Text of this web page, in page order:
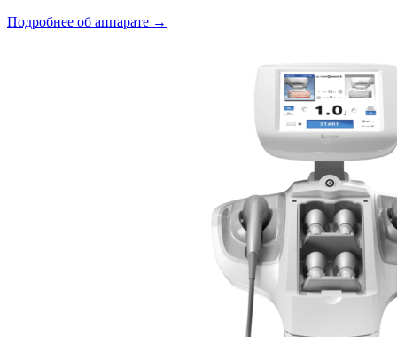
Подробнее об аппарате →